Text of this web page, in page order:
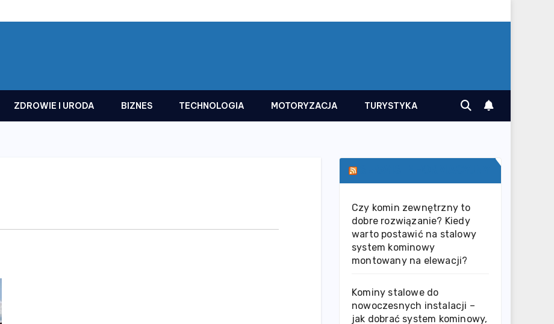
ZDROWIE I URODA BIZNES TECHNOLOGIA MOTORYZACJA TURYSTYKA
Czy komin zewnętrzny to
dobre rozwiązanie? Kiedy
warto postawić na stalowy
system kominowy
montowany na elewacji?
Kominy stalowe do
nowoczesnych instalacji –
jak dobrać system kominowy,